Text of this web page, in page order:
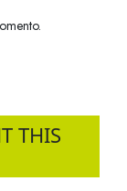
THIS